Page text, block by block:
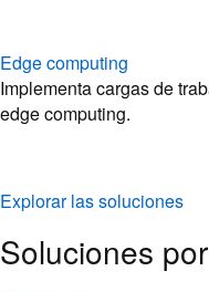
Edge computing
Implementa cargas de
edge computing.
Explorar las soluciones
Soluciones